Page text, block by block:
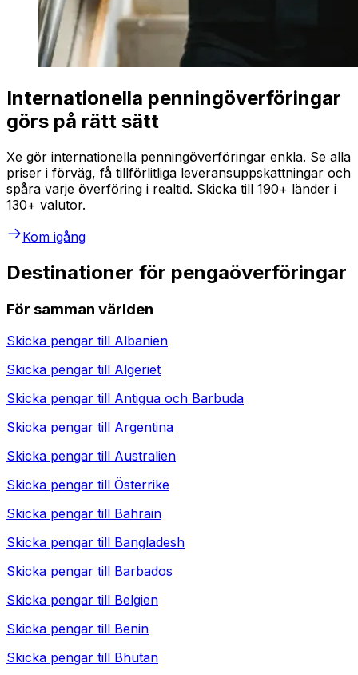
Internationella penningöverföringar
görs på rätt sätt
Xe gör internationella penningöverföringar enkla. Se alla
priser i förväg, få tillförlitliga leveransuppskattningar och
spåra varje överföring i realtid. Skicka till 190+ länder i
130+ valutor.
Kom igång
Destinationer för pengaöverföringar
För samman världen
Skicka pengar till Albanien
Skicka pengar till Algeriet
Skicka pengar till Antigua och Barbuda
Skicka pengar till Argentina
Skicka pengar till Australien
Skicka pengar till Österrike
Skicka pengar till Bahrain
Skicka pengar till Bangladesh
Skicka pengar till Barbados
Skicka pengar till Belgien
Skicka pengar till Benin
Skicka pengar till Bhutan